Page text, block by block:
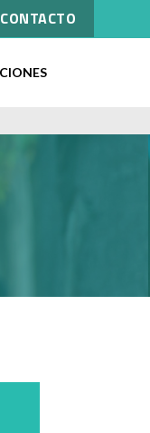
CONTACTO